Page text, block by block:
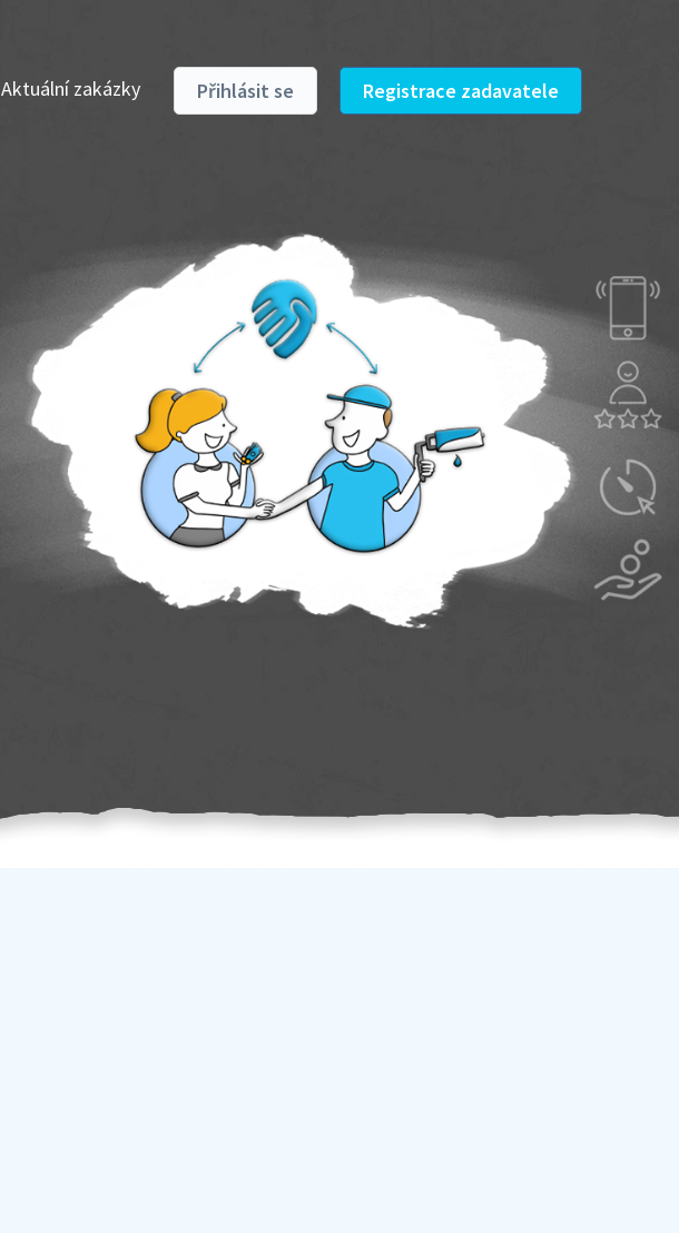
Aktuální zakázky Přihlásit se Registrace zadavatele